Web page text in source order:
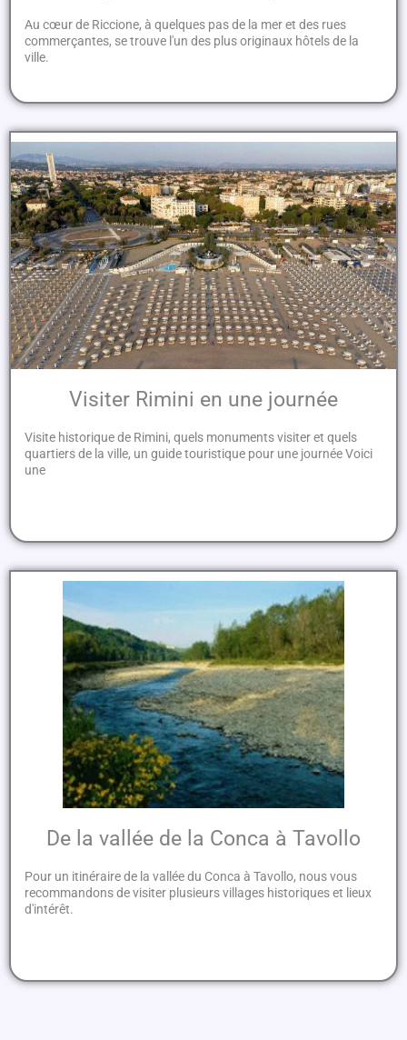
Au cœur de Riccione, à quelques pas de la mer et des rues
commerçantes, se trouve l'un des plus originaux hôtels de la
ville.
Visiter Rimini en une journée
Visite historique de Rimini, quels monuments visiter et quels
quartiers de la ville, un guide touristique pour une journée Voici
une
De la vallée de la Conca à Tavollo
Pour un itinéraire de la vallée du Conca à Tavollo, nous vous
recommandons de visiter plusieurs villages historiques et lieux
d'intérêt.